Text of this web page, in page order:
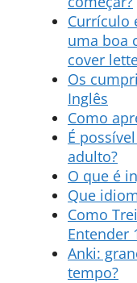
Currículo
uma boa
cover
Os
Inglês
Como
É
adulto?
O que é
Que
Como
Entender
Anki:
tempo?